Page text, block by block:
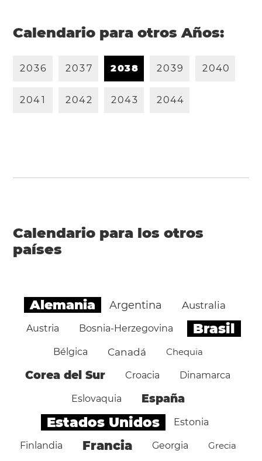
Calendario para otros Años:
2036 2037 2038 2039 2040
2041 2042 2043 2044
Calendario para los otros
países
Alemania Argentina Australia
Austria Bosnia-Herzegovina Brasil
Bélgica Canadá Chequia
Corea del Sur Croacia Dinamarca
Eslovaquia España
Estados Unidos Estonia
Finlandia Francia Georgia Grecia